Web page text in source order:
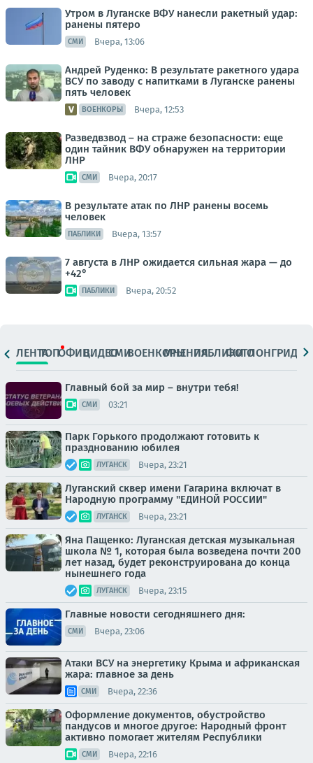
Утром в Луганске ВФУ нанесли ракетный удар:
ранены пятеро
СМИ Вчера, 13:06
Андрей Руденко: В результате ракетного удара
ВСУ по заводу с напитками в Луганске ранены
пять человек
ВОЕНКОРЫ Вчера, 12:53
Разведвзвод – на страже безопасности: еще
один тайник ВФУ обнаружен на территории
ЛНР
СМИ Вчера, 20:17
В результате атак по ЛНР ранены восемь
человек
ПАБЛИКИ Вчера, 13:57
7 августа в ЛНР ожидается сильная жара — до
+42°
ПАБЛИКИ Вчера, 20:52
ЛЕНТАТОПОФИЦ.ВИДЕОСМИВОЕНКОРЫМНЕНИЯПАБЛИКИ
ФОТОЛОНГРИДЫ
Главный бой за мир – внутри тебя!
СМИ 03:21
Парк Горького продолжают готовить к
празднованию юбилея
ЛУГАНСК Вчера, 23:21
Луганский сквер имени Гагарина включат в
Народную программу "ЕДИНОЙ РОССИИ"
ЛУГАНСК Вчера, 23:21
Яна Пащенко: Луганская детская музыкальная
школа № 1, которая была возведена почти 200
лет назад, будет реконструирована до конца
нынешнего года
ЛУГАНСК Вчера, 23:15
Главные новости сегодняшнего дня:
СМИ Вчера, 23:06
Атаки ВСУ на энергетику Крыма и африканская
жара: главное за день
СМИ Вчера, 22:36
Оформление документов, обустройство
пандусов и многое другое: Народный фронт
активно помогает жителям Республики
СМИ Вчера, 22:16